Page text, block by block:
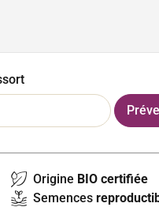
Origine BIO certifiée
Semences